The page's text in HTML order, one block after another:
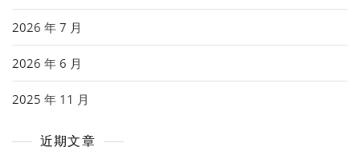
2026 年 7 月
2026 年 6 月
2025 年 11 月
近期文章